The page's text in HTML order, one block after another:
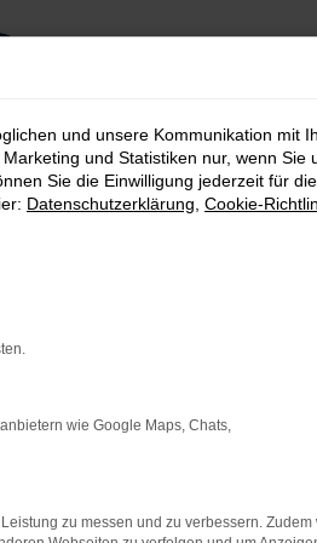
die Seite in einem
und unsere Kommunikation mit
und Statistiken nur, wenn Sie
Sie die Einwilligung jederzeit für
Datenschutzerklärung Cookie-
wie Google Maps, Chats,
zu messen und zu verbessern. Zudem